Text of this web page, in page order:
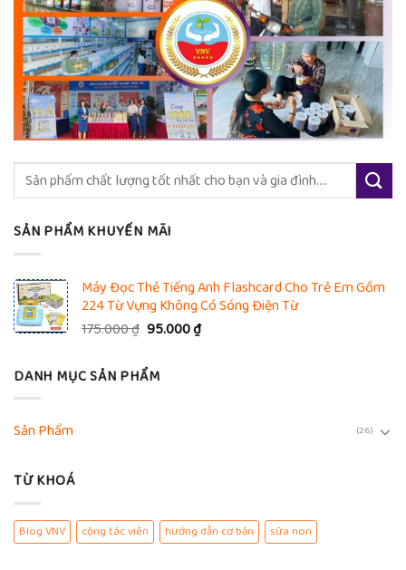
Tìm
kiếm:
SẢN PHẨM KHUYẾN MÃI
Máy Đọc Thẻ Tiếng Anh Flashcard Cho Trẻ Em Gồm
224 Từ Vựng Không Có Sóng Điện Từ
175.000₫ Giá
là:
175.000 ₫.
95.000₫Giá
DANH MỤC SẢN PHẨM
Sản Phẩm (26)
TỪ KHOÁ
Blog VNV cộng tác viên hướng dẫn cơ bản sữa non